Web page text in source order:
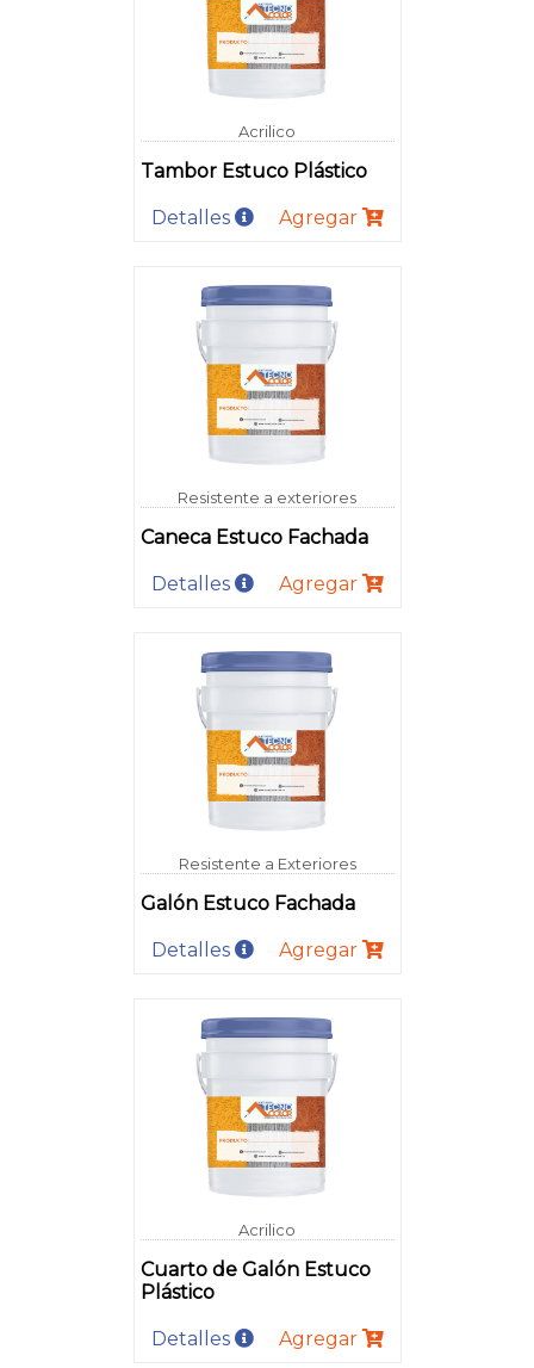
Acrilico
Tambor Estuco Plástico
Detalles Agregar
Resistente a exteriores
Caneca Estuco Fachada
Detalles Agregar
Resistente a Exteriores
Galón Estuco Fachada
Detalles Agregar
Acrilico
Cuarto de Galón Estuco
Plástico
Detalles Agregar